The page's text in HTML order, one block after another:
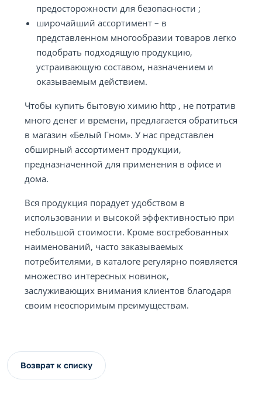
предосторожности для безопасности ;
широчайший ассортимент – в
представленном многообразии товаров легко
подобрать подходящую продукцию,
устраивающую составом, назначением и
оказываемым действием.
Чтобы купить бытовую химию http , не потратив
много денег и времени, предлагается обратиться
в магазин «Белый Гном». У нас представлен
обширный ассортимент продукции,
предназначенной для применения в офисе и
дома.
Вся продукция порадует удобством в
использовании и высокой эффективностью при
небольшой стоимости. Кроме востребованных
наименований, часто заказываемых
потребителями, в каталоге регулярно появляется
множество интересных новинок,
заслуживающих внимания клиентов благодаря
своим неоспоримым преимуществам.
Возврат к списку